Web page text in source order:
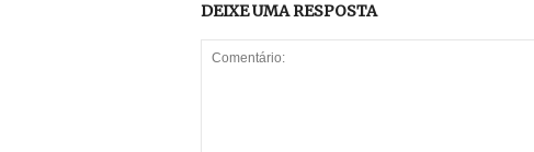
DEIXE UMA RESPOSTA